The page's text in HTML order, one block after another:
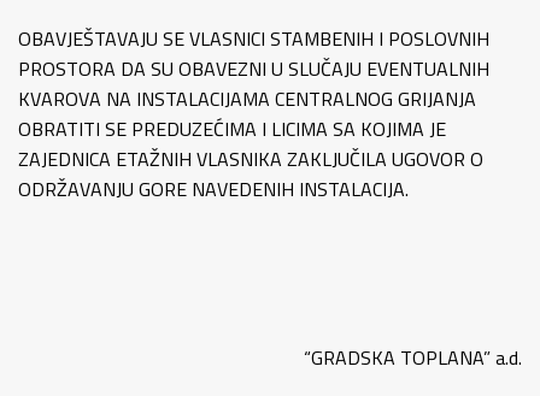
OBAVJEŠTAVAJU SE VLASNICI STAMBENIH I POSLOVNIH
PROSTORA DA SU OBAVEZNI U SLUČAJU EVENTUALNIH
KVAROVA NA INSTALACIJAMA CENTRALNOG GRIJANJA
OBRATITI SE PREDUZEĆIMA I LICIMA SA KOJIMA JE
ZAJEDNICA ETAŽNIH VLASNIKA ZAKLJUČILA UGOVOR O
ODRŽAVANJU GORE NAVEDENIH INSTALACIJA.
“GRADSKA TOPLANA” a.d.